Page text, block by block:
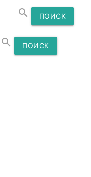
search ПОИСК
search ПОИСК